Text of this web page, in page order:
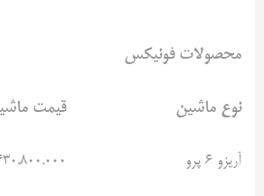
محصولات فونیکس
نوع ماشین قیمت
آریزو ۶ پرو